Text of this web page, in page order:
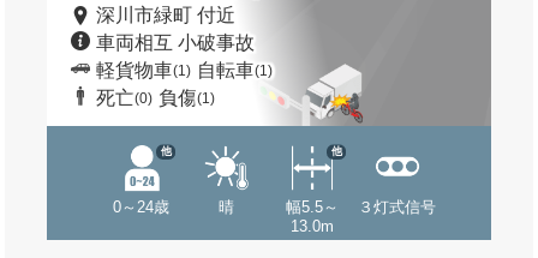
深川市緑町 付近
車両相互 小破事故
軽貨物車(1) 自転車(1)
死亡(0) 負傷(1)
0～24歳
他
晴
幅5.5～
13.0m
他
３灯式信号